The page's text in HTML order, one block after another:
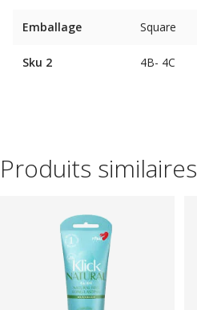
Emballage Square
Sku 2 4B- 4C
Produits similaires